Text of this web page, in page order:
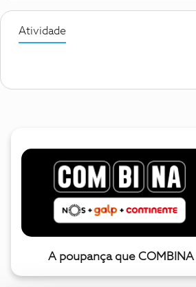
Atividade
A poupança que COMBINA